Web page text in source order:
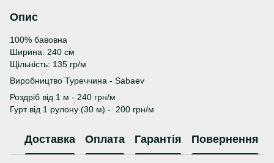
Опис
100% бавовна
Ширина: 240 см
Щільність: 135 гр/м
Виробництво Туреччина - Sabaev
Роздріб від 1 м - 240 грн/м
Гурт від 1 рулону (30 м) - 200 грн/м
Доставка Оплата Гарантія Повернення